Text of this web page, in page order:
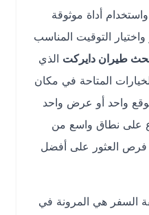
أداة موثوقة
التوقيت المناسب
دايركتالذي
المتاحة في مكان
أو عرض واحد
نطاق واسع من
على أفضل
هي المرونة في